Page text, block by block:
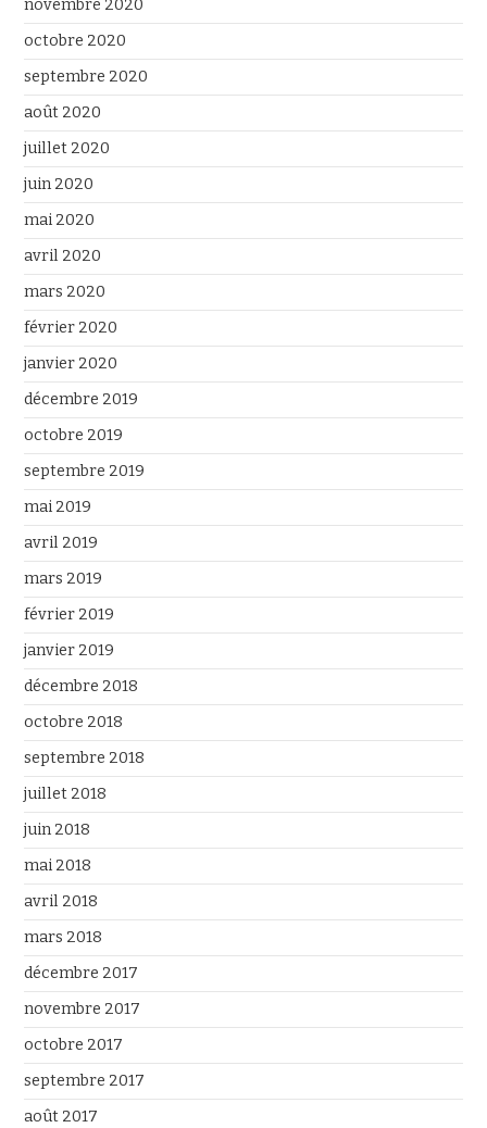
novembre 2020
octobre 2020
septembre 2020
août 2020
juillet 2020
juin 2020
mai 2020
avril 2020
mars 2020
février 2020
janvier 2020
décembre 2019
octobre 2019
septembre 2019
mai 2019
avril 2019
mars 2019
février 2019
janvier 2019
décembre 2018
octobre 2018
septembre 2018
juillet 2018
juin 2018
mai 2018
avril 2018
mars 2018
décembre 2017
novembre 2017
octobre 2017
septembre 2017
août 2017